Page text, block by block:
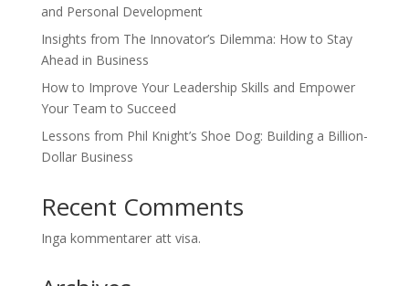
and Personal Development
Insights from The Innovator’s Dilemma: How to Stay
Ahead in Business
How to Improve Your Leadership Skills and Empower
Your Team to Succeed
Lessons from Phil Knight’s Shoe Dog: Building a Billion-
Dollar Business
Recent Comments
Inga kommentarer att visa.